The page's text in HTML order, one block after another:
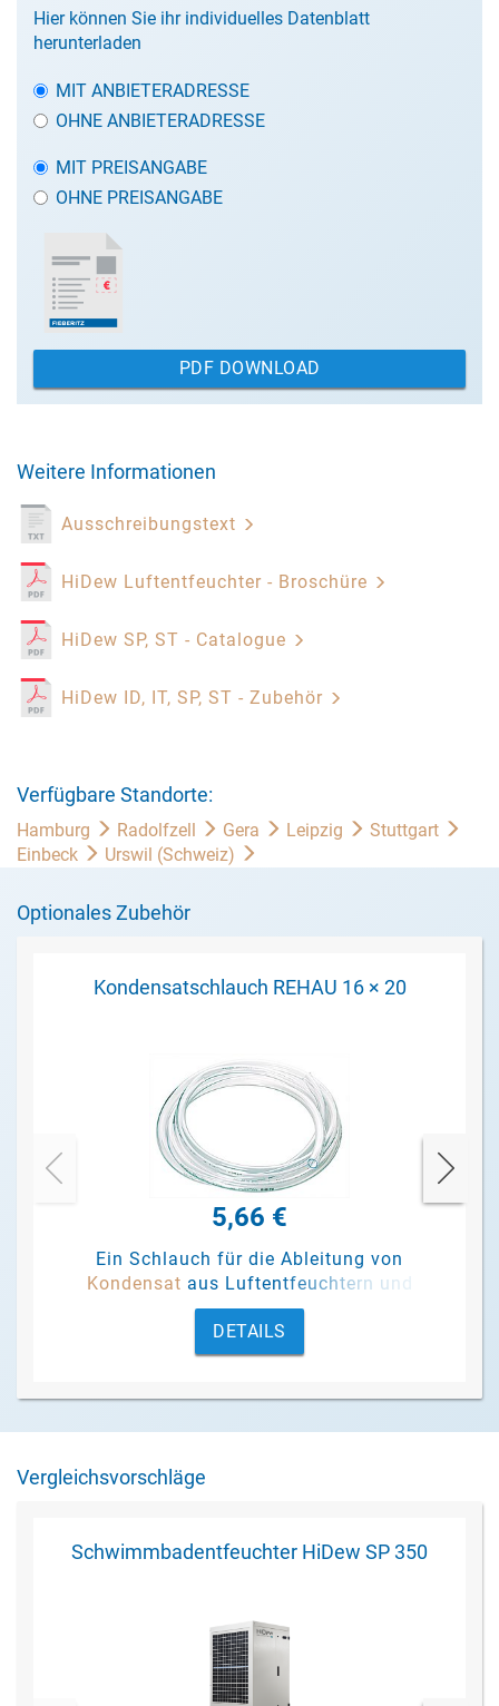
Hier können Sie ihr individuelles Datenblatt
herunterladen
MIT ANBIETERADRESSE
OHNE ANBIETERADRESSE
MIT PREISANGABE
OHNE PREISANGABE
PDF DOWNLOAD
Weitere Informationen
Ausschreibungstext
HiDew Luftentfeuchter - Broschüre
HiDew SP, ST - Catalogue
HiDew ID, IT, SP, ST - Zubehör
Verfügbare Standorte:
Hamburg Radolfzell Gera Leipzig
Stuttgart
Einbeck
Urswil (Schweiz)
Optionales Zubehör
Kondensatschlauch REHAU 16 × 20
5,66 €
Ein Schlauch für die Ableitung von
Kondensat aus Luftentfeuchtern und
Pumpen.
DETAILS
Vergleichsvorschläge
Schwimmbadentfeuchter HiDew SP 350